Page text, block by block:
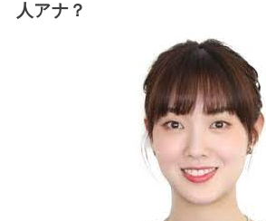
人アナ？